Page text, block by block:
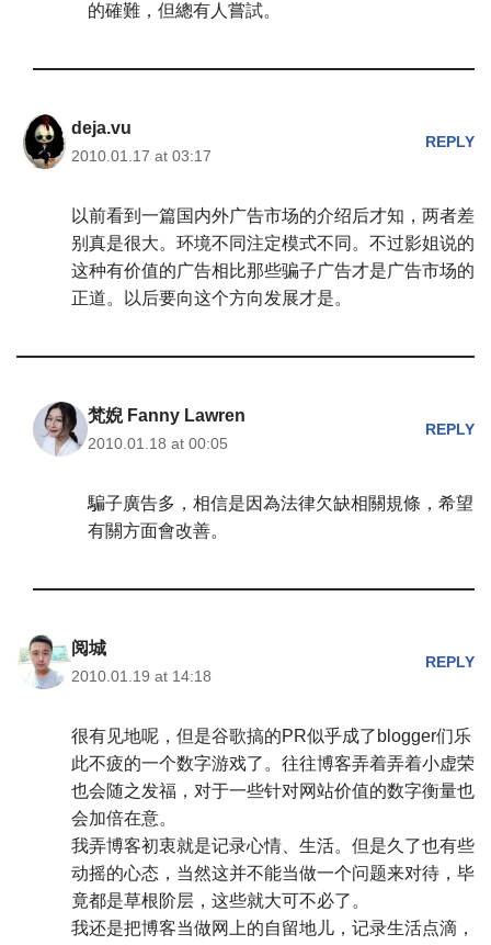
的確難，但總有人嘗試。
deja.vu
2010.01.17 at 03:17
REPLY
以前看到一篇国内外广告市场的介绍后才知，两者差
别真是很大。环境不同注定模式不同。不过影姐说的
这种有价值的广告相比那些骗子广告才是广告市场的
正道。以后要向这个方向发展才是。
梵婗 Fanny Lawren
2010.01.18 at 00:05
REPLY
騙子廣告多，相信是因為法律欠缺相關規條，希望
有關方面會改善。
阅城
2010.01.19 at 14:18
REPLY
很有见地呢，但是谷歌搞的PR似乎成了blogger们乐
此不疲的一个数字游戏了。往往博客弄着弄着小虚荣
也会随之发福，对于一些针对网站价值的数字衡量也
会加倍在意。
我弄博客初衷就是记录心情、生活。但是久了也有些
动摇的心态，当然这并不能当做一个问题来对待，毕
竟都是草根阶层，这些就大可不必了。
我还是把博客当做网上的自留地儿，记录生活点滴，